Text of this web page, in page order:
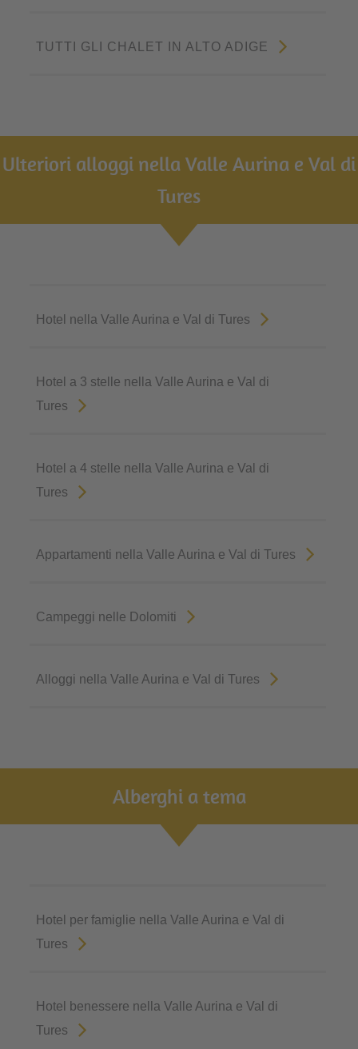
TUTTI GLI CHALET IN ALTO ADIGE
Ulteriori alloggi nella Valle Aurina e Val di
Tures
Hotel nella Valle Aurina e Val di Tures
Hotel a 3 stelle nella Valle Aurina e Val di
Tures
Hotel a 4 stelle nella Valle Aurina e Val di
Tures
Appartamenti nella Valle Aurina e Val di Tures
Campeggi nelle Dolomiti
Alloggi nella Valle Aurina e Val di Tures
Alberghi a tema
Hotel per famiglie nella Valle Aurina e Val di
Tures
Hotel benessere nella Valle Aurina e Val di
Tures